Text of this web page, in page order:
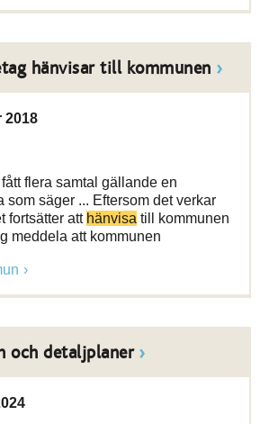
hänvisar till kommunen
2018
flera samtal gällande en
som säger ... Eftersom det verkar
fortsätter att hänvisa till kommunen
meddela att kommunen
och detaljplaner